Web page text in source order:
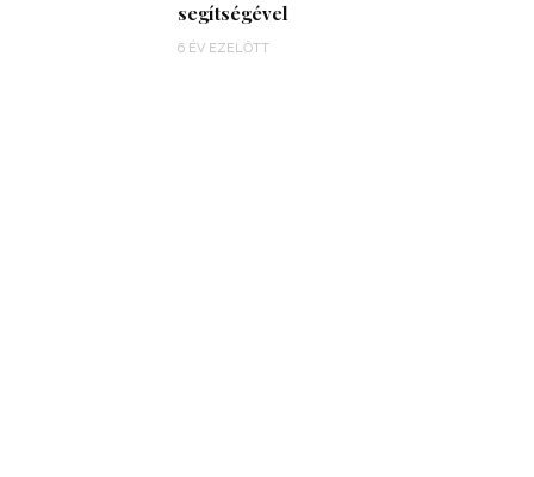
segítségével
6 ÉV EZELŐTT